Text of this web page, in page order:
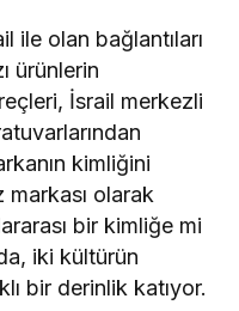
ile olan bağlantıları
ürünlerin
İsrail merkezli
kimliğini
markası olarak
bir kimliğe mi
iki kültürün
bir derinlik katıyor.